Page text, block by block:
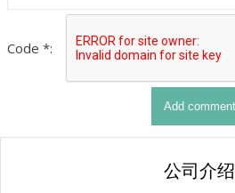
Code *:
公司介绍